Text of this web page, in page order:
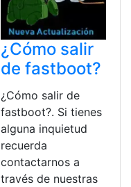
¿Cómo salir
de fastboot?
¿Cómo salir de
fastboot?. Si tienes
alguna inquietud
recuerda
contactarnos a
través de nuestras